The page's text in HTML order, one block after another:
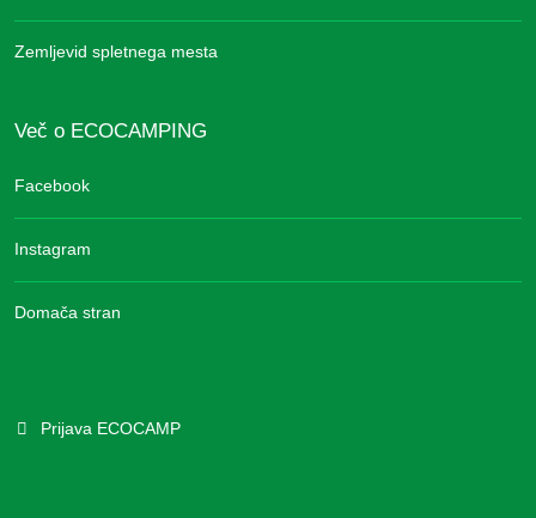
Zemljevid spletnega mesta
Več o ECOCAMPING
Facebook
Instagram
Domača stran
Prijava ECOCAMP